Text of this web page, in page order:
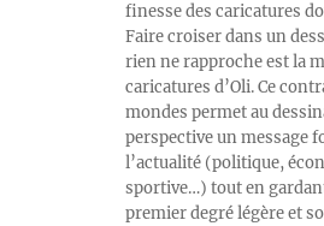
finesse des caricatures
Faire croiser dans un
rien ne rapproche est la
caricatures d’Oli. Ce
mondes permet au
perspective un message
l’actualité (politique,
sportive…) tout en
premier degré légère et